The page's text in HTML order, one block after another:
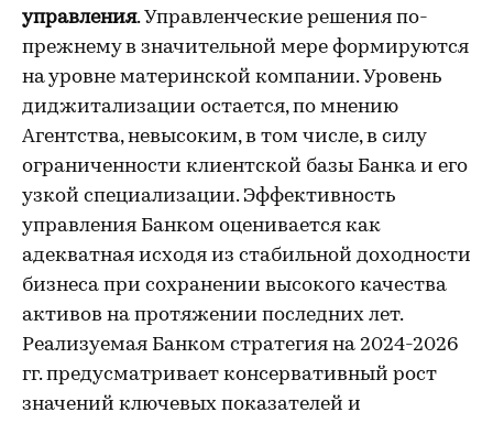
управления. Управленческие решения по-
прежнему в значительной мере формируются
на уровне материнской компании. Уровень
диджитализации остается, по мнению
Агентства, невысоким, в том числе, в силу
ограниченности клиентской базы Банка и его
узкой специализации. Эффективность
управления Банком оценивается как
адекватная исходя из стабильной доходности
бизнеса при сохранении высокого качества
активов на протяжении последних лет.
Реализуемая Банком стратегия на 2024-2026
гг. предусматривает консервативный рост
значений ключевых показателей и